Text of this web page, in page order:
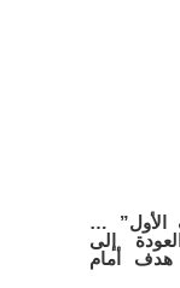
الأول” …
إلى
هدف أمام